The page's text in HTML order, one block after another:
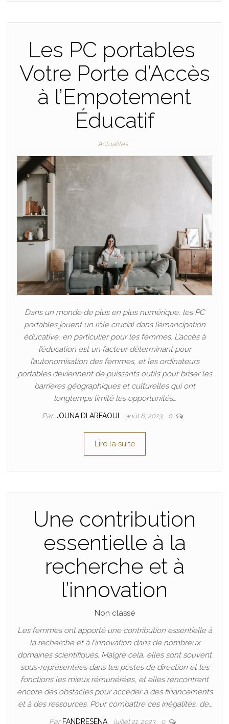
Les PC portables
Votre Porte d’Accès
à l’Empotement
Éducatif
Actualités
Dans un monde de plus en plus numérique, les PC
portables jouent un rôle crucial dans l’émancipation
éducative, en particulier pour les femmes. L’accès à
l’éducation est un facteur déterminant pour
l’autonomisation des femmes, et les ordinateurs
portables deviennent de puissants outils pour briser les
barrières géographiques et culturelles qui ont
longtemps limité les opportunités…
ParJOUNAIDI ARFAOUI août 8, 2023 0
Lire la suite
Une contribution
essentielle à la
recherche et à
l’innovation
Non classé
Les femmes ont apporté une contribution essentielle à
la recherche et à l’innovation dans de nombreux
domaines scientifiques. Malgré cela, elles sont souvent
sous-représentées dans les postes de direction et les
fonctions les mieux rémunérées, et elles rencontrent
encore des obstacles pour accéder à des financements
et à des ressources. Pour combattre ces inégalités, de…
Par FANDRESENA juillet 21, 2023 0